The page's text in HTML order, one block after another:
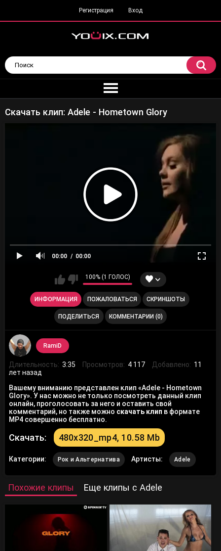
Регистрация Вход
Скачать клип: Adele - Hometown Glory
00:00 00:00
100% (1 ГОЛОС)
ИНФОРМАЦИЯ ПОЖАЛОВАТЬСЯ СКРИНШОТЫ
ПОДЕЛИТЬСЯ КОММЕНТАРИИ (0)
RamiD
Длительность: 3:35 Просмотров: 4 117 Добавлено: 11
лет назад
Вашему вниманию представлен клип «Adele - Hometown
Glory». У нас можно не только посмотреть данный клип
онлайн, проголосовать за него и оставить свой
комментарий, но также можно скачать клип в формате
MP4 совершенно бесплатно.
Скачать: 480x320_mp4, 10.58 Mb
Категории: Рок и Альтернатива Артисты: Adele
Похожие клипы Еще клипы с Adele